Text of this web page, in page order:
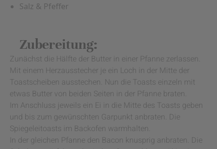
Salz & Pfeffer
Zubereitung:
Zunächst die Hälfte der Butter in einer Pfanne zerlassen.
Mit einem Herzausstecher je ein Loch in der Mitte der
Toastscheiben ausstechen. Nun die Toasts einzeln mit
etwas Butter von beiden Seiten in der Pfanne braten.
Im Anschluss jeweils ein Ei in die Mitte des Toasts geben
und bis zum gewünschten Garpunkt anbraten. Die
Spiegeleitoasts im Backofen warmhalten.
In der gleichen Pfanne den Bacon knusprig anbraten. Die